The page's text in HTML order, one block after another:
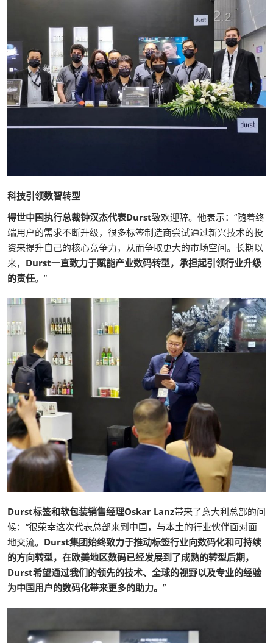
科技引领数智转型
得世中国执行总裁钟汉杰代表Durst致欢迎辞。他表示：“随着终
端用户的需求不断升级，很多标签制造商尝试通过新兴技术的投
资来提升自己的核心竞争力，从而争取更大的市场空间。长期以
来， Durst一直致力于赋能产业数码转型，承担起引领行业升级
的责任。”
Durst标签和软包装销售经理Oskar Lanz带来了意大利总部的问
候：“很荣幸这次代表总部来到中国，与本土的行业伙伴面对面
地交流。 Durst集团始终致力于推动标签行业向数码化和可持续
的方向转型，在欧美地区数码已经发展到了成熟的转型后期，
Durst希望通过我们的领先的技术、全球的视野以及专业的经验
为中国用户的数码化带来更多的助力。 ”